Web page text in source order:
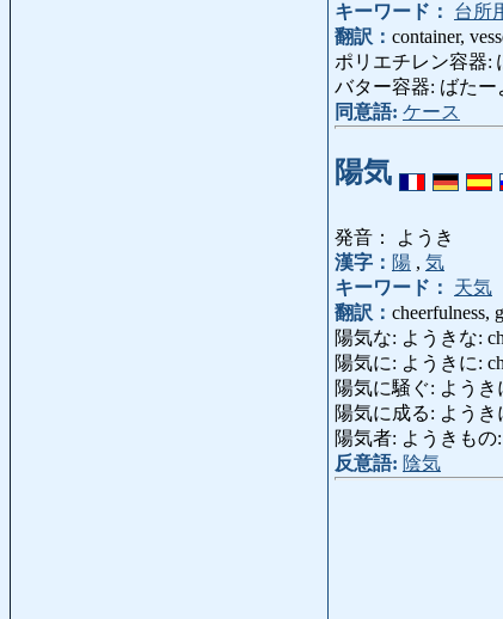
キーワード：
台所
翻訳： container,
ポリエチレン容器:
バター容器: ばたー
同意語: ケース
陽気
発音： ようき
漢字： 陽 , 気
キーワード：
天気
翻訳： cheerfulness,
陽気な: ようきな:
陽気に: ようきに:
陽気に騒ぐ: ようき
陽気に成る: ようき
陽気者: ようきもの
反意語: 陰気